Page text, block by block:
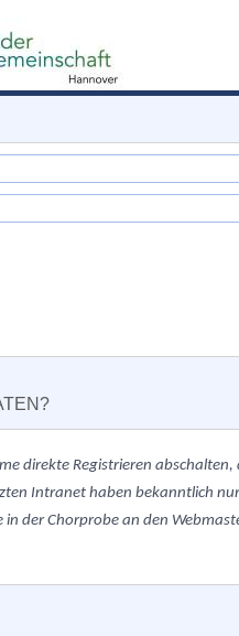
direkte Registrieren
Intranet haben bekanntlich
der Chorprobe an den